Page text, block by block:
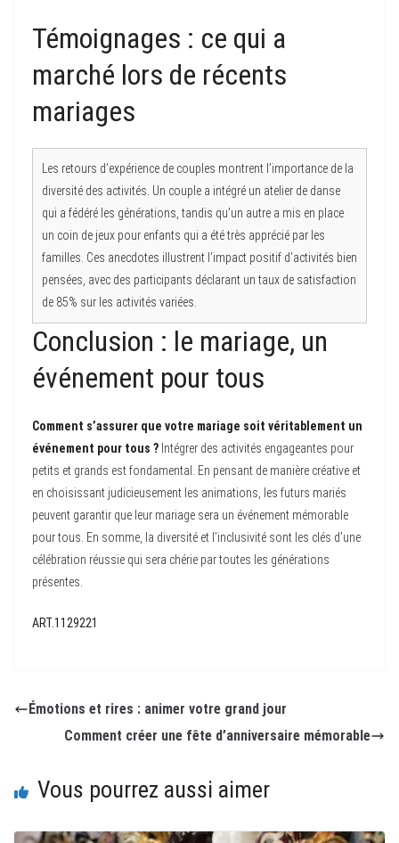
Témoignages : ce qui a
marché lors de récents
mariages
Les retours d’expérience de couples montrent l’importance de la
diversité des activités. Un couple a intégré un atelier de danse
qui a fédéré les générations, tandis qu’un autre a mis en place
un coin de jeux pour enfants qui a été très apprécié par les
familles. Ces anecdotes illustrent l’impact positif d’activités bien
pensées, avec des participants déclarant un taux de satisfaction
de 85% sur les activités variées.
Conclusion : le mariage, un
événement pour tous
Comment s’assurer que votre mariage soit véritablement un
événement pour tous ? Intégrer des activités engageantes pour
petits et grands est fondamental. En pensant de manière créative et
en choisissant judicieusement les animations, les futurs mariés
peuvent garantir que leur mariage sera un événement mémorable
pour tous. En somme, la diversité et l’inclusivité sont les clés d’une
célébration réussie qui sera chérie par toutes les générations
présentes.
ART.1129221
Émotions et rires : animer votre grand jour
Comment créer une fête d’anniversaire mémorable
Vous pourrez aussi aimer